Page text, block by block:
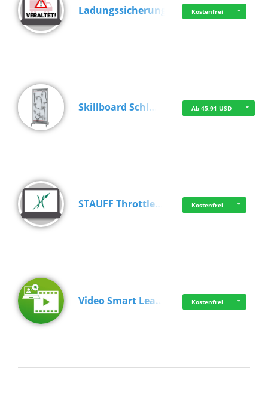
Ladungssicherung Kostenfrei
Skillboard Schl… Ab 45,91 USD
STAUFF Throttle… Kostenfrei
Video Smart Lea… Kostenfrei